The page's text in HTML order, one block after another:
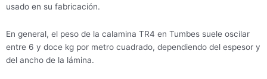
usado en su fabricación.
En general, el peso de la calamina TR4 en Tumbes suele oscilar
entre 6 y doce kg por metro cuadrado, dependiendo del espesor y
del ancho de la lámina.